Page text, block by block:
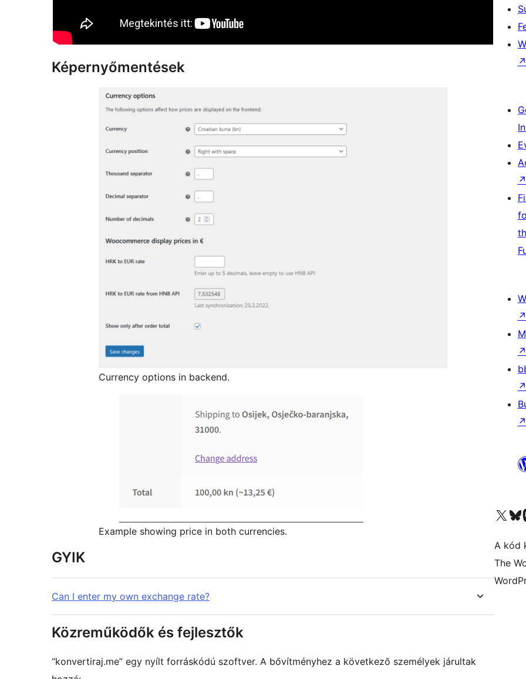
Képernyőmentések
Currency options in backend.
Example showing price in both currencies.
GYIK
Can I enter my own exchange rate?
Közreműködők és fejlesztők
“konvertiraj.me” egy nyílt forráskódú szoftver. A bővítményhez a következő személyek járultak
↗
↗
↗
↗
↗
↗
Visit our XVisit
A kód
The